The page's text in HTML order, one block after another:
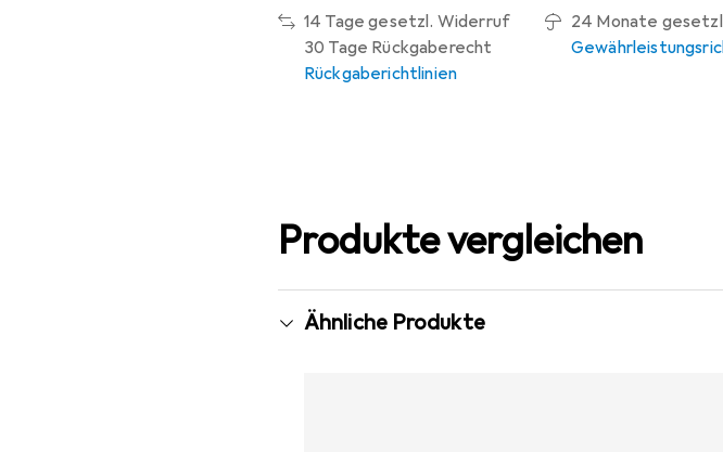
14 Tage gesetzl. Widerruf
30 Tage Rückgaberecht
Rückgaberichtlinien
24 Monate
Produkte vergleichen
Ähnliche Produkte